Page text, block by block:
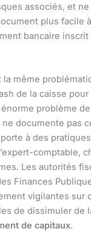
associés, et
plus facile
bancaire
la même
de la caisse
problème de
ne documente pas
à des
comptable,
Les autorités
Finances
vigilantes sur
de dissimuler de
de capitaux.